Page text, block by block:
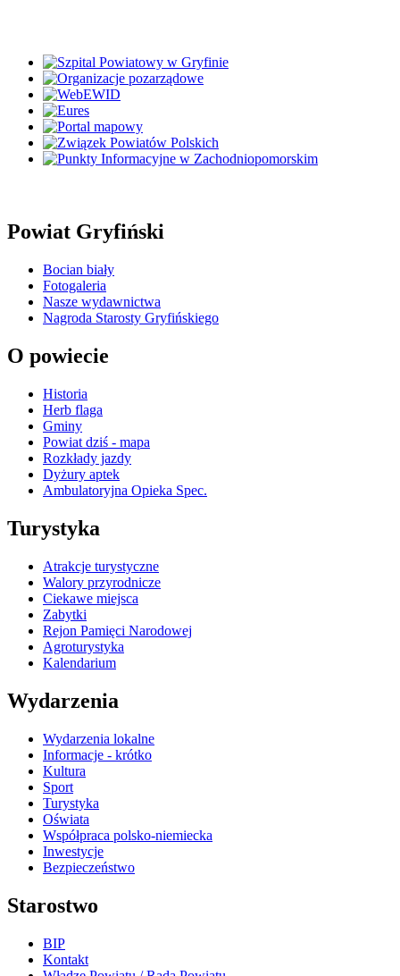
Powiat Gryfiński
Bocian biały
Fotogaleria
Nasze wydawnictwa
Nagroda Starosty Gryfińskiego
O powiecie
Historia
Herb flaga
Gminy
Powiat dziś - mapa
Rozkłady jazdy
Dyżury aptek
Ambulatoryjna Opieka Spec.
Turystyka
Atrakcje turystyczne
Walory przyrodnicze
Ciekawe miejsca
Zabytki
Rejon Pamięci Narodowej
Agroturystyka
Kalendarium
Wydarzenia
Wydarzenia lokalne
Informacje - krótko
Kultura
Sport
Turystyka
Oświata
Współpraca polsko-niemiecka
Inwestycje
Bezpieczeństwo
Starostwo
BIP
Kontakt